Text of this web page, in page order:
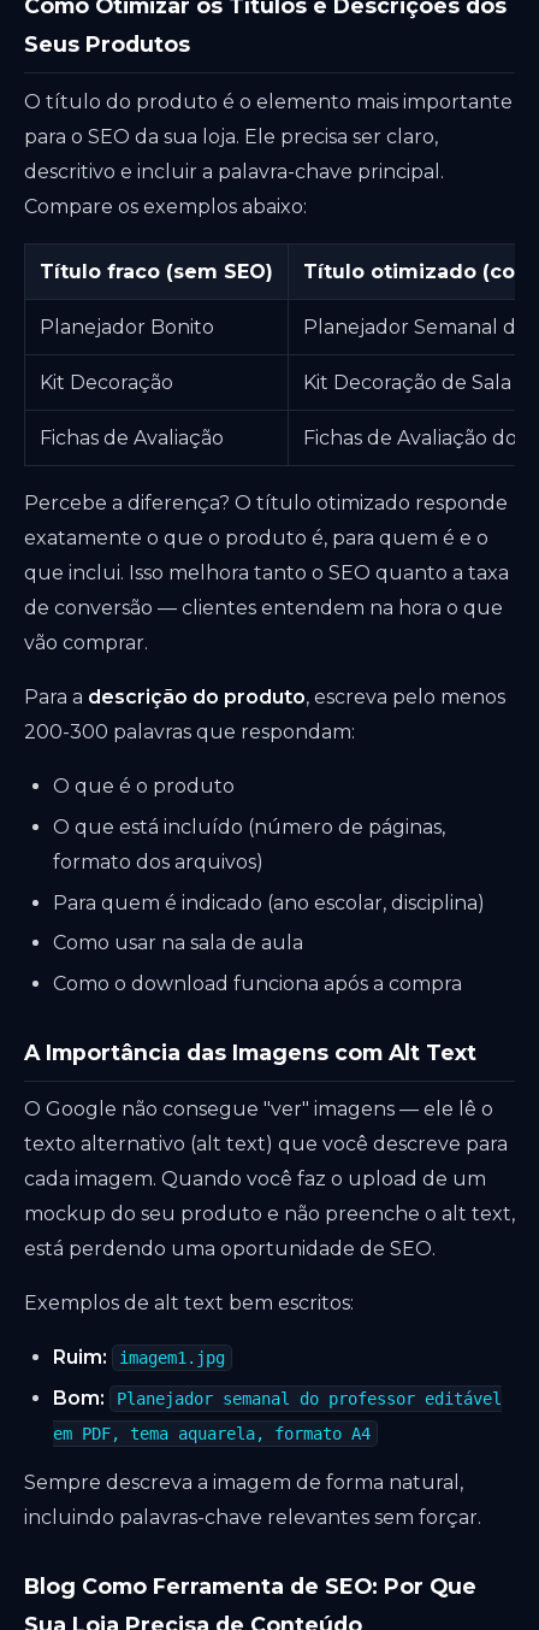
Como Otimizar os Títulos e Descrições dos
Seus Produtos
O título do produto é o elemento mais importante
para o SEO da sua loja. Ele precisa ser claro,
descritivo e incluir a palavra-chave principal.
Compare os exemplos abaixo:
Título fraco (sem SEO) Título otimizado (com
Planejador Bonito Planejador Semanal do
Kit Decoração Kit Decoração de Sala
Fichas de Avaliação Fichas de Avaliação do
Percebe a diferença? O título otimizado responde
exatamente o que o produto é, para quem é e o
que inclui. Isso melhora tanto o SEO quanto a taxa
de conversão — clientes entendem na hora o que
vão comprar.
Para a descrição do produto, escreva pelo menos
200-300 palavras que respondam:
O que é o produto
O que está incluído (número de páginas,
formato dos arquivos)
Para quem é indicado (ano escolar, disciplina)
Como usar na sala de aula
Como o download funciona após a compra
A Importância das Imagens com Alt Text
O Google não consegue "ver" imagens — ele lê o
texto alternativo (alt text) que você descreve para
cada imagem. Quando você faz o upload de um
mockup do seu produto e não preenche o alt text,
está perdendo uma oportunidade de SEO.
Exemplos de alt text bem escritos:
Ruim: imagem1.jpg
Bom:
Planejador semanal do professor editável
em PDF, tema aquarela, formato A4
Sempre descreva a imagem de forma natural,
incluindo palavras-chave relevantes sem forçar.
Blog Como Ferramenta de SEO: Por Que
Sua Loja Precisa de Conteúdo